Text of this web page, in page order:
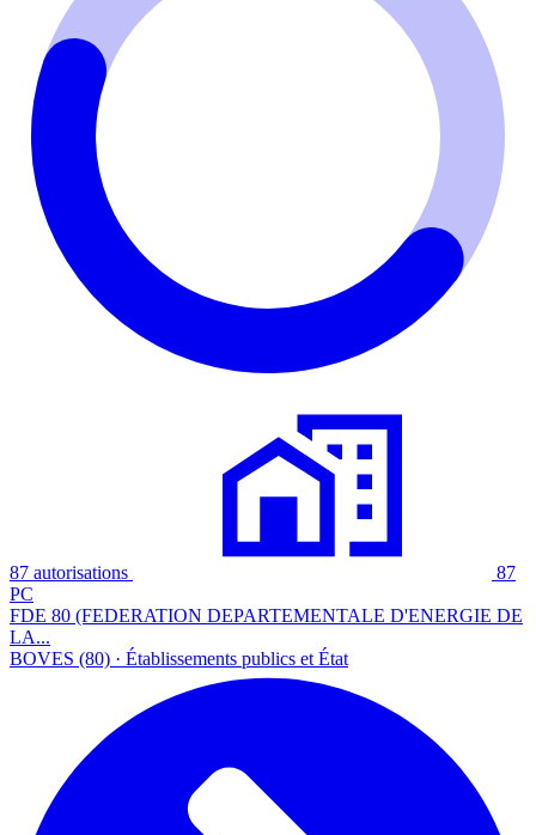
87 autorisations
87
PC
FDE 80 (FEDERATION DEPARTEMENTALE D'ENERGIE DE
LA...
BOVES (80) · Établissements publics et État